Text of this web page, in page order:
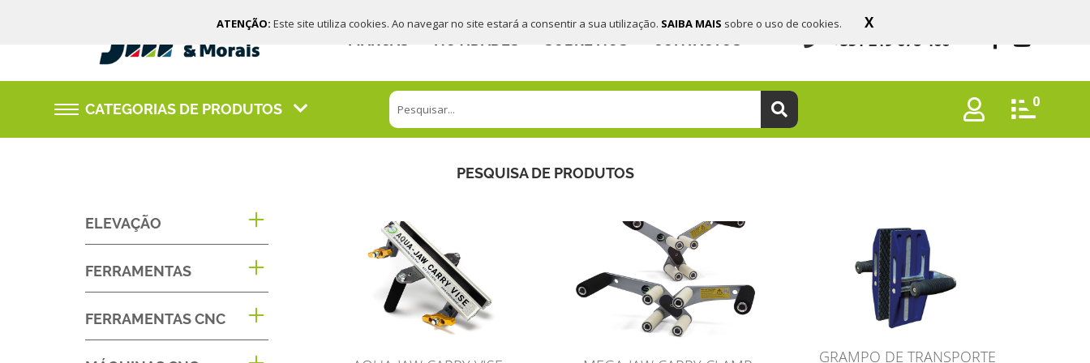
ATENÇÃO: Este site utiliza cookies. Ao navegar no site estará a consentir a sua utilização. SAIBA MAIS sobre o uso de cookies. X
+351 219 678 466
CATEGORIAS DE PRODUTOS 0
PESQUISA DE PRODUTOS
ELEVAÇÃO
FERRAMENTAS
FERRAMENTAS CNC
GRAMPO DE TRANSPORTE